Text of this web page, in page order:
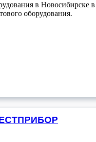
в Новосибирске
оборудования.